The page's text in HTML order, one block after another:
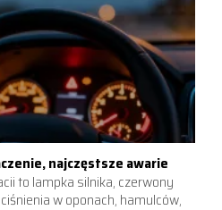
najczęstsze awarie
to lampka silnika, czerwony
w oponach, hamulców,